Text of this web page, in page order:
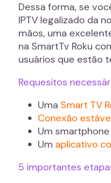
Dessa forma, se
IPTV legalizado da
mãos, uma
na SmartTv Roku
usuários que estão
Requesitos
Uma Smart TV
Conexão
Um
Um aplicativo
5 importantes